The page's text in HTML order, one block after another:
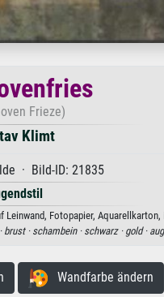
Frieze)
Klimt
· Bild-ID: 21835
Fotopapier, Aquarellkarton,
brust · schambein · schwarz · gold ·
Wandfarbe ändern